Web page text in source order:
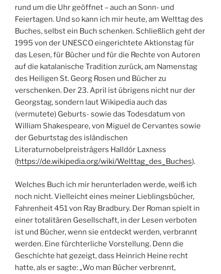
rund um die Uhr geöffnet – auch an Sonn- und
Feiertagen. Und so kann ich mir heute, am Welttag des
Buches, selbst ein Buch schenken. Schließlich geht der
1995 von der UNESCO eingerichtete Aktionstag für
das Lesen, für Bücher und für die Rechte von Autoren
auf die katalanische Tradition zurück, am Namenstag
des Heiligen St. Georg Rosen und Bücher zu
verschenken. Der 23. April ist übrigens nicht nur der
Georgstag, sondern laut Wikipedia auch das
(vermutete) Geburts- sowie das Todesdatum von
William Shakespeare, von Miguel de Cervantes sowie
der Geburtstag des isländischen
Literaturnobelpreisträgers Halldór Laxness
(https://de.wikipedia.org/wiki/Welttag_des_Buches).
Welches Buch ich mir herunterladen werde, weiß ich
noch nicht. Vielleicht eines meiner Lieblingsbücher,
Fahrenheit 451 von Ray Bradbury. Der Roman spielt in
einer totalitären Gesellschaft, in der Lesen verboten
ist und Bücher, wenn sie entdeckt werden, verbrannt
werden. Eine fürchterliche Vorstellung. Denn die
Geschichte hat gezeigt, dass Heinrich Heine recht
hatte, als er sagte: „Wo man Bücher verbrennt,